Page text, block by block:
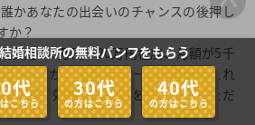
かあなたの出会いのチャンスの後押し
か？
費用が5万円～20万円程度、月額が5千
。ですが、そのサポート内容を考えれ
費用対効果が良いかをお分かりいただ
結婚相談所の無料パンフをもらう
代
こちら
30代
の方はこちら
40代
の方はこちら